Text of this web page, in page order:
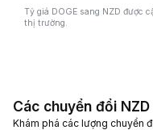
Tỷ giá DOGE sang NZD được
thị trường.
Các chuyển đổi
Khám phá các lượng chuyển